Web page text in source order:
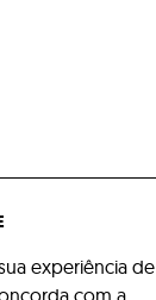
experiência de
com a